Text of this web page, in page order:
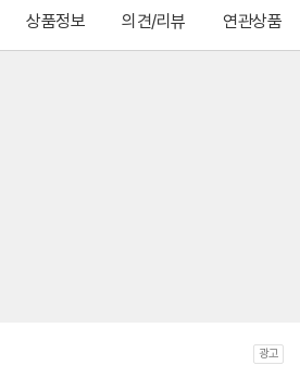
상품정보 의견/리뷰 연관상품
광고